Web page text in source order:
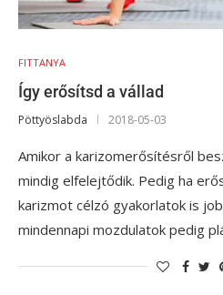
FITTANYA
Így erősítsd a vállad
Pöttyöslabda 2018-05-03
Amikor a karizomerősítésről
mindig elfelejtődik. Pedig ha
karizmot célzó gyakorlatok is
mindennapi mozdulatok pedig